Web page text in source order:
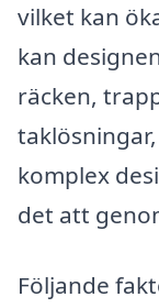
vilket kan
kan
räcken,
komplex
det att
Följande